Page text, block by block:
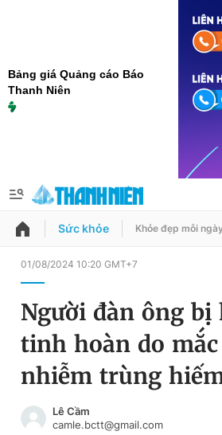
Bảng giá Quảng cáo Báo
Thanh Niên
QUẢNG CÁO ĐẶT BÁO
Chuyên mục
Chuyên mục khác
Chào ngày mới
Đổi mật khẩu
Tin đã lưu
Sức khỏe Khỏe đẹp mỗi
01/08/2024 10:20 GMT+7
Người đàn ông bị
tinh hoàn do
nhiễm trùng
Lê Cầm
camle.bctt@gmail.com